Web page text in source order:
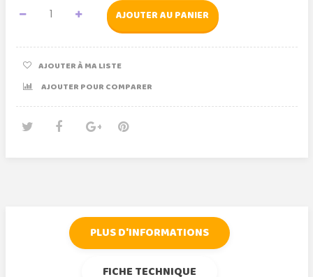
AJOUTER AU PANIER
AJOUTER À MA LISTE
AJOUTER POUR COMPARER
PLUS D'INFORMATIONS
FICHE TECHNIQUE